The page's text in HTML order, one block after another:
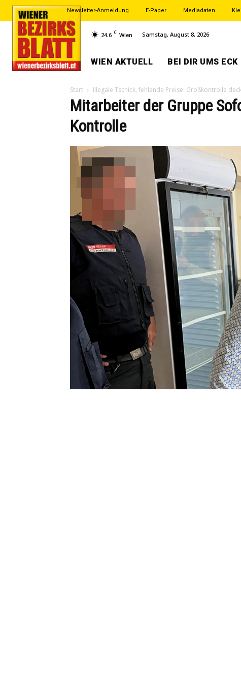
Newsletter-Anmeldung E-Paper Mediadaten
24.6 C Wien Samstag, August 8, 2026
WIEN AKTUELL BEI DIR UMS ECK
Start Illegale Tschick, fehlende Preise: Großkontrolle
Mitarbeiter der Gruppe
Kontrolle